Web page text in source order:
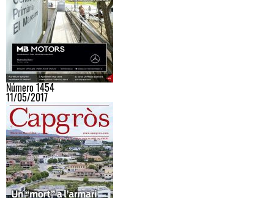
Número 1454
11/05/2017